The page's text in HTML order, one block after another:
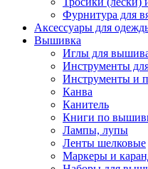
Фурнитура для
Аксессуары для
Вышивка
Иглы для
Инструменты для
Инструменты и
Канва
Канитель
Книги по
Лампы, лупы
Ленты шелковые
Маркеры и